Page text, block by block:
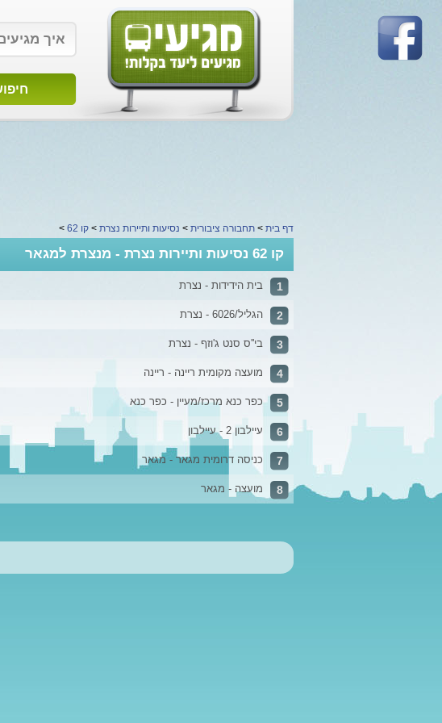
דף בית > תחבורה ציבורית > נסיעות ותיירות נצרת > קו 62 >
קו 62 נסיעות ותיירות נצרת - מנצרת למגאר
1 בית הידידות - נצרת
2 הגליל/6026 - נצרת
3 בי''ס סנט ג'וזף - נצרת
4 מועצה מקומית ריינה - ריינה
5 כפר כנא מרכז/מעיין - כפר כנא
6 עיילבון 2 - עיילבון
7 כניסה דרומית מגאר - מגאר
8 מועצה - מגאר